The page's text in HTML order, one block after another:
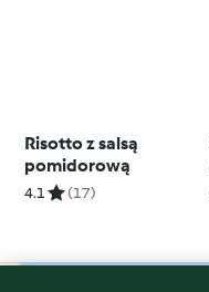
Risotto z salsą
pomidorową
4.1 (17)